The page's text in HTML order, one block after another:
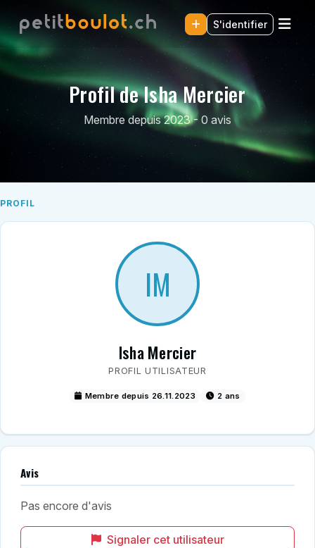
S'identifier
Profil de Isha Mercier
Membre depuis 2023 - 0 avis
PROFIL
IM
Isha Mercier
PROFIL UTILISATEUR
Membre depuis 26.11.2023 2 ans
Avis
Pas encore d'avis
Signaler cet utilisateur